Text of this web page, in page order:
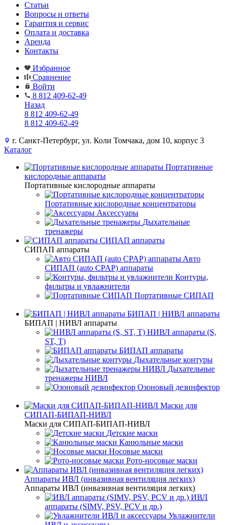
Статьи
Вопросы и ответы
Гарантия и сервис
Оплата и доставка
Аренда
Контакты
Избранное
Сравнение
Войти
8 812 409-62-49
Назад
8 812 409-62-49
8 812 409-62-49
г. Санкт-Петербург, ул. Коли Томчака, дом 10, корпус 3
Каталог
Портативные
кислородные аппараты
Портативные кислородные аппараты
Портативные кислородные концентраторы
Аксессуары
Дыхательные
тренажеры
СИПАП аппараты
СИПАП аппараты
Aвто
СИПАП (auto CPAP) аппараты
Контуры,
фильтры и увлажнители
Портативные СИПАП
БИПАП | НИВЛ аппараты
БИПАП | НИВЛ аппараты
НИВЛ аппараты (S,
ST, T)
БИПАП аппараты
Дыхательные контуры
Дыхательные
тренажеры НИВЛ
Озоновый дезинфектор
Маски для
СИПАП-БИПАП-НИВЛ
Маски для СИПАП-БИПАП-НИВЛ
Детские маски
Канюльные маски
Носовые маски
Рото-носовые маски
Аппараты ИВЛ (инвазивная вентиляция легких)
Аппараты ИВЛ (инвазивная вентиляция легких)
ИВЛ
аппараты (SIMV, PSV, PCV и др.)
Увлажнители